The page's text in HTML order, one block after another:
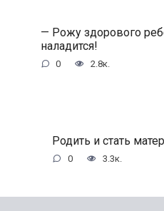
— Рожу здорового
наладится!
0 2.8к.
Родить и стать
0 3.3к.